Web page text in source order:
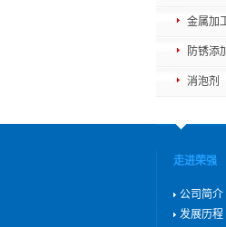
金属加
防锈添
消泡剂
走进荣强
公司简介
发展历程